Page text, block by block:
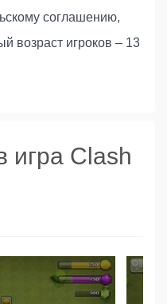
соглашению,
возраст игроков – 13
игра Clash